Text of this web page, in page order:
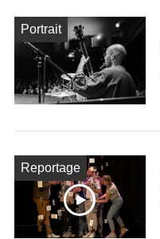
Portrait
Reportage